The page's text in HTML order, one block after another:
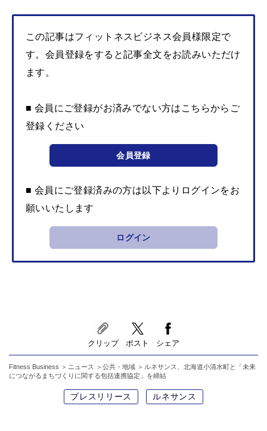
この記事はフィットネスビジネス会員様限定で
す。会員登録をすると記事全文をお読みいただけ
ます。
■ 会員にご登録がお済みでない方はこちらからご
登録ください
会員登録
■ 会員にご登録済みの方は以下よりログインをお
願いいたします
ログイン
クリップ ポスト シェア
Fitness Business ニュース 公共・地域
ルネサンス、北海道小清水町と「未来
につながるまちづくりに関する包括連携協定」を締結
プレスリリース ルネサンス